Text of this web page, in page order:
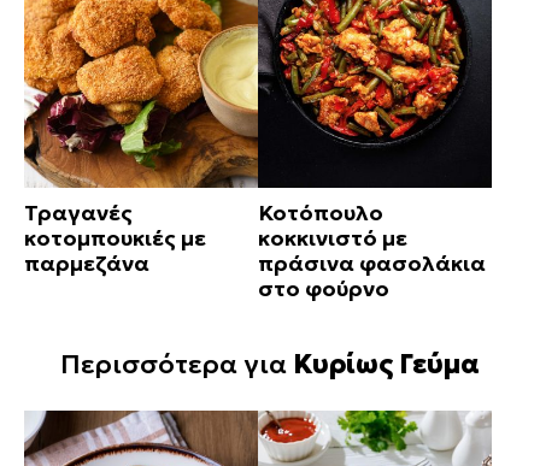
Τραγανές
κοτομπουκιές με
παρμεζάνα
Κοτόπουλο
κοκκινιστό με
πράσινα φασολάκια
στο φούρνο
Περισσότερα για Κυρίως Γεύμα